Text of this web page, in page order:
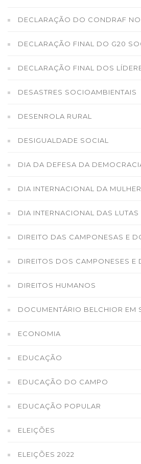
DECLARAÇÃO DO CONDRAF NO
DECLARAÇÃO FINAL DO G20
DECLARAÇÃO FINAL DOS
DESASTRES SOCIOAMBIENTAIS
DESENROLA RURAL
DESIGUALDADE SOCIAL
DIA DA DEFESA DA
DIA INTERNACIONAL DA MULHER
DIA INTERNACIONAL DAS
DIREITO DAS CAMPONESAS E
DIREITOS DOS CAMPONESES E
DIREITOS HUMANOS
DOCUMENTÁRIO BELCHIOR EM
ECONOMIA
EDUCAÇÃO
EDUCAÇÃO DO CAMPO
EDUCAÇÃO POPULAR
ELEIÇÕES
ELEIÇÕES 2022